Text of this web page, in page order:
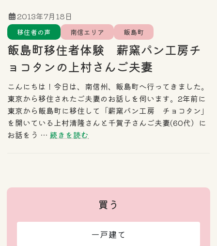
移住者の声 南信エリア 飯島町
飯島町移住者体験 薪窯パン工房チ
ョコタンの上村さんご夫妻
2013年7月18日
こんにちは！今日は、南信州、飯島町へ行ってきました。
東京から移住されたご夫妻のお話しを伺います。2年前に
東京から飯島町に移住して「薪窯パン工房 チョコタン」
を開いている上村清隆さんと千賀子さんご夫妻(60代）に
お話をう … 続きを読む
買う
一戸建て